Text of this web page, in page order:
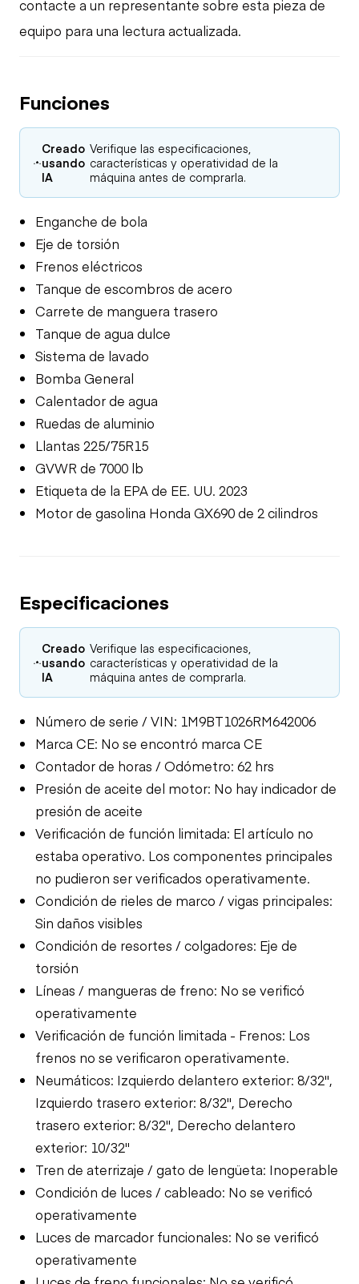
contacte a un representante sobre esta pieza de
equipo para una lectura actualizada.
Funciones
Creado
usando
IA
Verifique las especificaciones,
características y operatividad de la
máquina antes de comprarla.
Enganche de bola
Eje de torsión
Frenos eléctricos
Tanque de escombros de acero
Carrete de manguera trasero
Tanque de agua dulce
Sistema de lavado
Bomba General
Calentador de agua
Ruedas de aluminio
Llantas 225/75R15
GVWR de 7000 lb
Etiqueta de la EPA de EE. UU. 2023
Motor de gasolina Honda GX690 de 2 cilindros
Especificaciones
Creado
usando
IA
Verifique las especificaciones,
características y operatividad de la
máquina antes de comprarla.
Número de serie / VIN: 1M9BT1026RM642006
Marca CE: No se encontró marca CE
Contador de horas / Odómetro: 62 hrs
Presión de aceite del motor: No hay indicador de
presión de aceite
Verificación de función limitada: El artículo no
estaba operativo. Los componentes principales
no pudieron ser verificados operativamente.
Condición de rieles de marco / vigas principales:
Sin daños visibles
Condición de resortes / colgadores: Eje de
torsión
Líneas / mangueras de freno: No se verificó
operativamente
Verificación de función limitada - Frenos: Los
frenos no se verificaron operativamente.
Neumáticos: Izquierdo delantero exterior: 8/32",
Izquierdo trasero exterior: 8/32", Derecho
trasero exterior: 8/32", Derecho delantero
exterior: 10/32"
Tren de aterrizaje / gato de lengüeta: Inoperable
Condición de luces / cableado: No se verificó
operativamente
Luces de marcador funcionales: No se verificó
operativamente